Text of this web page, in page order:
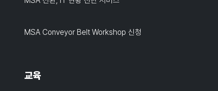
MSA Conveyor Belt Workshop 신청
교육